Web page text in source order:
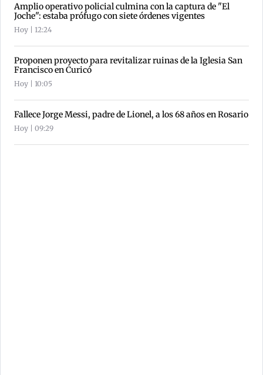
Amplio operativo policial culmina con la captura de "El
Joche": estaba prófugo con siete órdenes vigentes
Hoy | 12:24
Proponen proyecto para revitalizar ruinas de la Iglesia San
Francisco en Curicó
Hoy | 10:05
Fallece Jorge Messi, padre de Lionel, a los 68 años en Rosario
Hoy | 09:29